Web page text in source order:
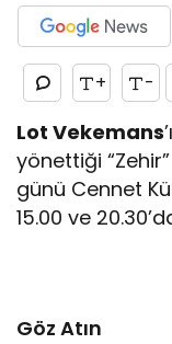
+ -
Lot Vekemans
yönettiği “Zehir”
günü Cennet
15.00 ve
Göz Atın